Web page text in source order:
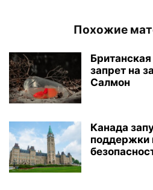
Похожие
запрет на
Салмон
Канада
поддержки